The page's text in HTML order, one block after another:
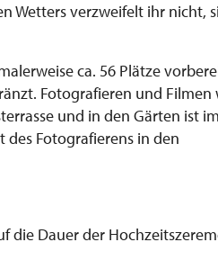
Wetters verzweifelt ihr nicht,
ca. 56 Plätze
Fotografieren und Filmen
und in den Gärten ist
Fotografierens in den
die Dauer der